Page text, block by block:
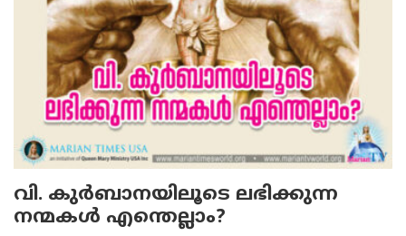
വി. കുര്‍ബാനയിലൂടെ ലഭിക്കുന്ന
നന്മകള്‍ എന്തെല്ലാം?